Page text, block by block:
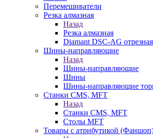
Перемешиватели
Резка алмазная
Назад
Резка алмазная
Diamant DSC-AG отрезная
Шины-направляющие
Назад
Шины-направляющие
Шины
Шины-направляющие
Станки CMS, MFT
Назад
Станки CMS, MFT
Столы MFT
Товары с атрибутикой